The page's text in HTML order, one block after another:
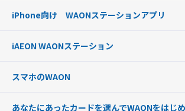
オートチャージ
ポイントからチャージする
チャージ上限金額の変更について
WAONネットステーションWAON端末について
iPhone向け WAONステーションアプリ
iAEON WAONステーション
スマホのWAON
あなたにあったカードを選んでWAONをはじ